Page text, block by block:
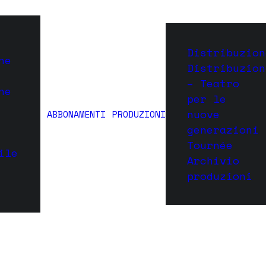
ABBONAMENTI PRODUZIONI
– Teatro
per le
nuove
generazioni
Tournée
Archivio
produzioni
Francesco